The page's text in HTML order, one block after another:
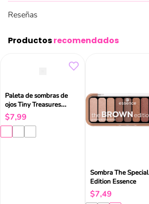
Reseñas
Productosrecomendados
Paleta de sombras de
ojos Tiny Treasures
Catrice
$7,99
Sombra The Special
Edition Essence
$7,49